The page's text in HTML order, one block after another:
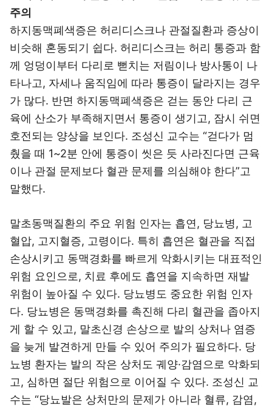
주의
하지동맥폐색증은 허리디스크나 관절질환과 증상이
비슷해 혼동되기 쉽다. 허리디스크는 허리 통증과 함
께 엉덩이부터 다리로 뻗치는 저림이나 방사통이 나
타나고, 자세나 움직임에 따라 통증이 달라지는 경우
가 많다. 반면 하지동맥폐색증은 걷는 동안 다리 근
육에 산소가 부족해지면서 통증이 생기고, 잠시 쉬면
호전되는 양상을 보인다. 조성신 교수는 “걷다가 멈
췄을 때 1~2분 안에 통증이 씻은 듯 사라진다면 근육
이나 관절 문제보다 혈관 문제를 의심해야 한다”고
말했다.
말초동맥질환의 주요 위험 인자는 흡연, 당뇨병, 고
혈압, 고지혈증, 고령이다. 특히 흡연은 혈관을 직접
손상시키고 동맥경화를 빠르게 악화시키는 대표적인
위험 요인으로, 치료 후에도 흡연을 지속하면 재발
위험이 높아질 수 있다. 당뇨병도 중요한 위험 인자
다. 당뇨병은 동맥경화를 촉진해 다리 혈관을 좁아지
게 할 수 있고, 말초신경 손상으로 발의 상처나 염증
을 늦게 발견하게 만들 수 있어 주의가 필요하다. 당
뇨병 환자는 발의 작은 상처도 궤양·감염으로 악화되
고, 심하면 절단 위험으로 이어질 수 있다. 조성신 교
수는 “당뇨발은 상처만의 문제가 아니라 혈류, 감염,